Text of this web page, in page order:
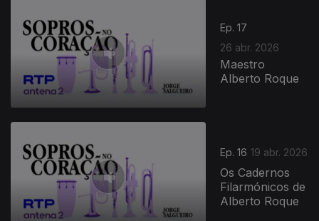
Ep. 17
26 abr. 2026
Maestro
Alberto Roque
Ep. 16 19 abr. 2026
Os Cadernos
Filarmónicos de
Alberto Roque